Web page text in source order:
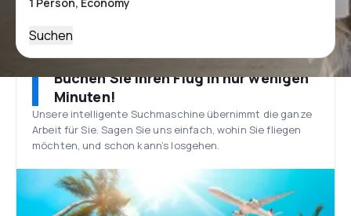
Suchen
Buchen Sie Ihren Flug in nur wenigen
Minuten!
Unsere intelligente Suchmaschine übernimmt die ganze
Arbeit für Sie. Sagen Sie uns einfach, wohin Sie fliegen
möchten, und schon kann’s losgehen.